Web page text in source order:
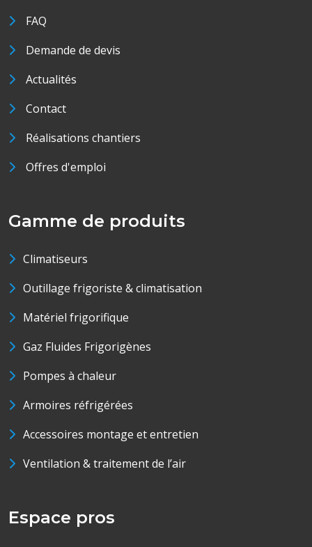
FAQ
Demande de devis
Actualités
Contact
Réalisations chantiers
Offres d'emploi
Gamme de produits
Climatiseurs
Outillage frigoriste & climatisation
Matériel frigorifique
Gaz Fluides Frigorigènes
Pompes à chaleur
Armoires réfrigérées
Accessoires montage et entretien
Ventilation & traitement de l’air
Espace pros